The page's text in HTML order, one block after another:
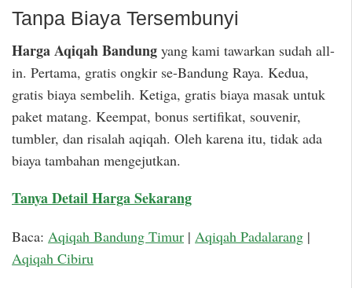
Tanpa Biaya Tersembunyi
Harga Aqiqah Bandung yang kami tawarkan sudah all-
in. Pertama, gratis ongkir se-Bandung Raya. Kedua,
gratis biaya sembelih. Ketiga, gratis biaya masak untuk
paket matang. Keempat, bonus sertifikat, souvenir,
tumbler, dan risalah aqiqah. Oleh karena itu, tidak ada
biaya tambahan mengejutkan.
Tanya Detail Harga Sekarang
Baca: Aqiqah Bandung Timur | Aqiqah Padalarang |
Aqiqah Cibiru